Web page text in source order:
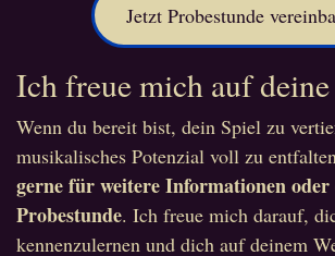
Jetzt Probestunde
Ich freue mich auf
Wenn du bereit bist, dein Spiel zu
musikalisches Potenzial voll zu
gerne für weitere Informationen oder
Probestunde. Ich freue mich darauf,
kennenzulernen und dich auf deinem